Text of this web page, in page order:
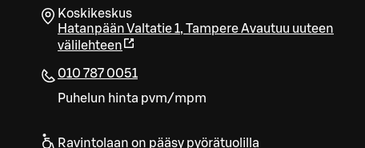
Koskikeskus
Hatanpään Valtatie 1, TampereAvautuu uuteen
välilehteen
010 787 0051
Puhelun hinta pvm/mpm
Ravintolaan on pääsy pyörätuolilla